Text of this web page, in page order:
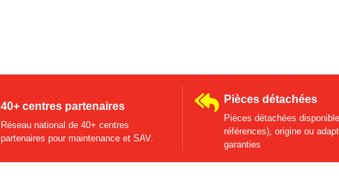
40+ centres partenaires
Réseau national de 40+ centres
partenaires pour maintenance et SAV.
Pièces détachées
Pièces détachées
références), origine ou
garanties